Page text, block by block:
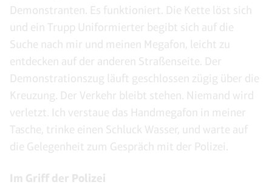
Demonstranten. Es funktioniert. Die Kette löst sich
und ein Trupp Uniformierter begibt sich auf die
Suche nach mir und meinen Megafon, leicht zu
entdecken auf der anderen Straßenseite. Der
Demonstrationszug läuft geschlossen zügig über die
Kreuzung. Der Verkehr bleibt stehen. Niemand wird
verletzt. Ich verstaue das Handmegafon in meiner
Tasche, trinke einen Schluck Wasser, und warte auf
die Gelegenheit zum Gespräch mit der Polizei.
Im Griff der Polizei